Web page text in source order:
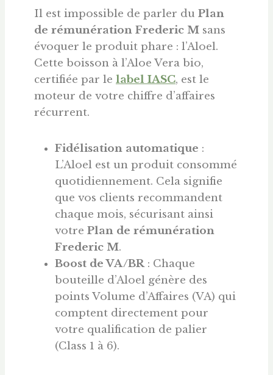
Il est impossible de parler du Plan
de rémunération Frederic M sans
évoquer le produit phare : l’Aloel.
Cette boisson à l’Aloe Vera bio,
certifiée par le label IASC, est le
moteur de votre chiffre d’affaires
récurrent.
Fidélisation automatique :
L’Aloel est un produit consommé
quotidiennement. Cela signifie
que vos clients recommandent
chaque mois, sécurisant ainsi
votre Plan de rémunération
Frederic M.
Boost de VA/BR: Chaque
bouteille d’Aloel génère des
points Volume d’Affaires (VA) qui
comptent directement pour
votre qualification de palier
(Class 1 à 6).